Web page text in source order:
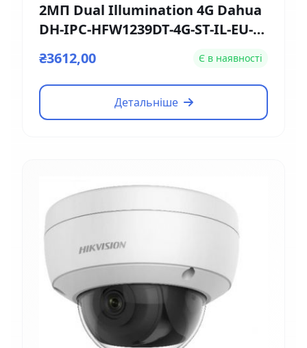
2МП Dual Illumination 4G Dahua
DH-IPC-HFW1239DT-4G-ST-IL-EU-B
₴3612,00 Є в наявності
Детальніше